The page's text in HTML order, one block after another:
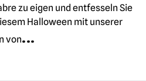
zu eigen und entfesseln Sie
Halloween mit unserer
von...